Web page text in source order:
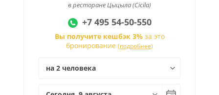
в ресторане Цыцыла (Сicila)
+7 495 54-50-550
Вы получите кешбэк 3% за это
бронирование (подробнее)